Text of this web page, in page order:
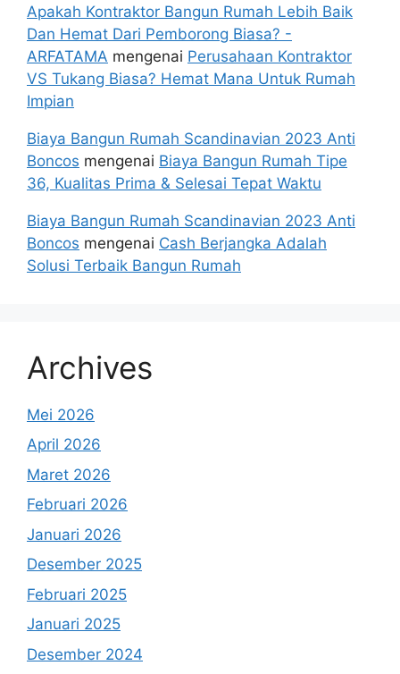
Apakah Kontraktor Bangun Rumah Lebih Baik
Dan Hemat Dari Pemborong Biasa? -
ARFATAMA mengenai Perusahaan Kontraktor
VS Tukang Biasa? Hemat Mana Untuk Rumah
Impian
Biaya Bangun Rumah Scandinavian 2023 Anti
Boncos mengenai Biaya Bangun Rumah Tipe
36, Kualitas Prima & Selesai Tepat Waktu
Biaya Bangun Rumah Scandinavian 2023 Anti
Boncos mengenai Cash Berjangka Adalah
Solusi Terbaik Bangun Rumah
Archives
Mei 2026
April 2026
Maret 2026
Februari 2026
Januari 2026
Desember 2025
Februari 2025
Januari 2025
Desember 2024